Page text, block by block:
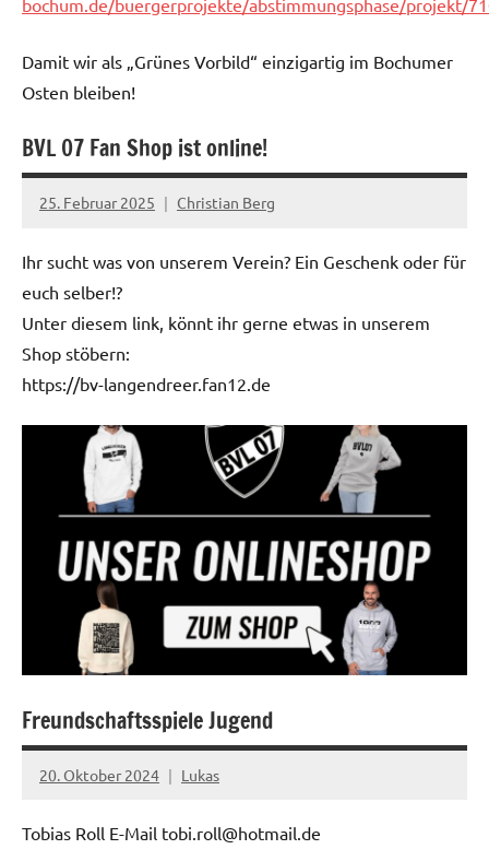
bochum.de/buergerprojekte/abstimmungsphase/projekt/
Damit wir als „Grünes Vorbild“ einzigartig im Bochumer
Osten bleiben!
Startseite
BVL 07 Fan Shop ist online!
25. Februar 2025 Christian Berg
Ihr sucht was von unserem Verein? Ein Geschenk oder für
euch selber!?
Unter diesem link, könnt ihr gerne etwas in unserem
Shop stöbern:
https://bv-langendreer.fan12.de
Startseite
Freundschaftsspiele Jugend
20. Oktober 2024 Lukas
Tobias Roll E-Mail tobi.roll@hotmail.de